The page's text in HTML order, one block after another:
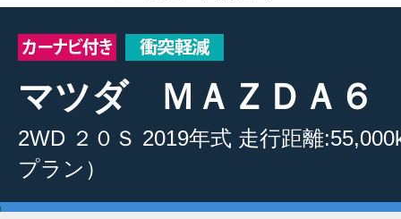
マツダ ＭＡＺＤＡ
2WD ２０Ｓ 2019年式 走行距離
プラン）